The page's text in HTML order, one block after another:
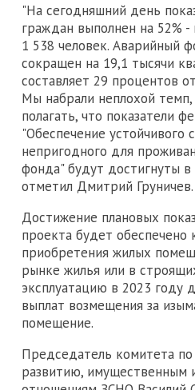
"На сегодняшний день
граждан выполнен на 52% -
1 538 человек. Аварийный
сокращен на 19,1 тысячи
составляет 29 процентов
Мы набрали неплохой темп,
полагать, что показатели
"Обеспечение устойчивого
непригодного для
фонда" будут достигнуты
отметил Дмитрий Груничев.
Достижение плановых
проекта будет
приобретения жилых
рынке жилья или в
эксплуатацию в 2023 году
выплат возмещения за
помещение.
Председатель комитета
развитию, имущественным